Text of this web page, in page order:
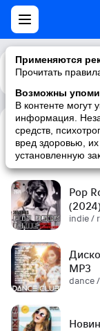
Применяются
Прочитать
Возможны
В контенте могут
информация.
средств,
вред здоровью,
установленную
Каталог
pop /
Pop
indie /
MP3
dance